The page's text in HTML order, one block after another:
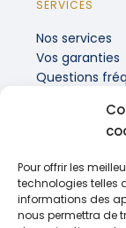
Pour offrir les
technologies telles
informations des
nous permettra de
SERVICES
Nos services
Vos garanties
Questions
Actualités
Contact